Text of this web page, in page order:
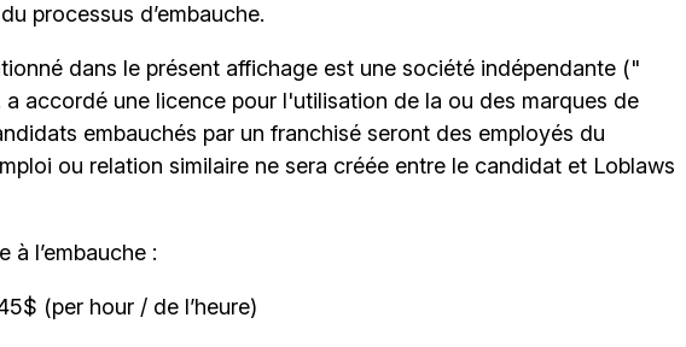
processus d’embauche.
dans le présent affichage est une société indépendante ("
accordé une licence pour l'utilisation de la ou des marques de
embauchés par un franchisé seront des employés du
ou relation similaire ne sera créée entre le candidat et Loblaws
à l’embauche :
(per hour / de l’heure)